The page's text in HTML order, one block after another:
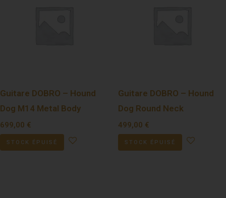
Guitare DOBRO – Hound
Dog M14 Metal Body
699,00 €
STOCK ÉPUISÉ
Guitare DOBRO – Hound
Dog Round Neck
499,00 €
STOCK ÉPUISÉ